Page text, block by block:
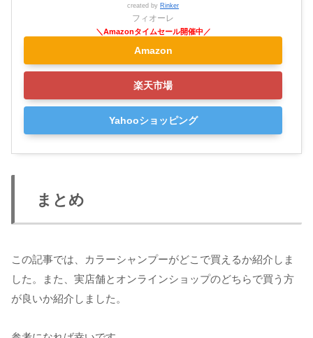
created by Rinker
フィオーレ
Amazon
楽天市場
Yahooショッピング
まとめ
この記事では、カラーシャンプーがどこで買えるか紹介しま
した。また、実店舗とオンラインショップのどちらで買う方
が良いか紹介しました。